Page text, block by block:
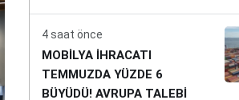
4 saat önce
MOBİLYA İHRACATI
TEMMUZDA YÜZDE 6
BÜYÜDÜ! AVRUPA TALEBİ